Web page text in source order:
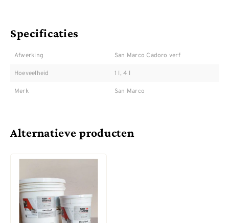
Specificaties
Afwerking San Marco Cadoro verf
Hoeveelheid 1 l, 4 l
Merk San Marco
Alternatieve producten